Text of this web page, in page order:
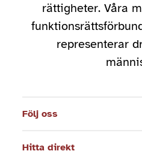
rättigheter. Våra
representerar
Följ oss
Hitta direkt